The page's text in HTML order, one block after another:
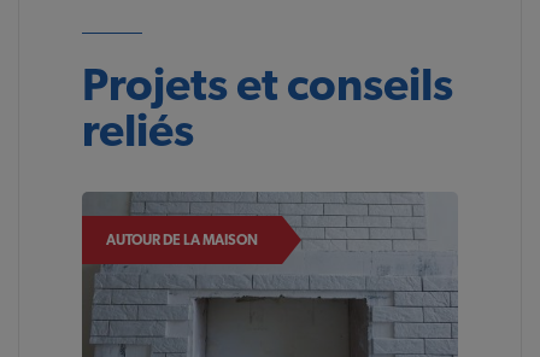
Projets et conseils
reliés
AUTOUR DE LA MAISON